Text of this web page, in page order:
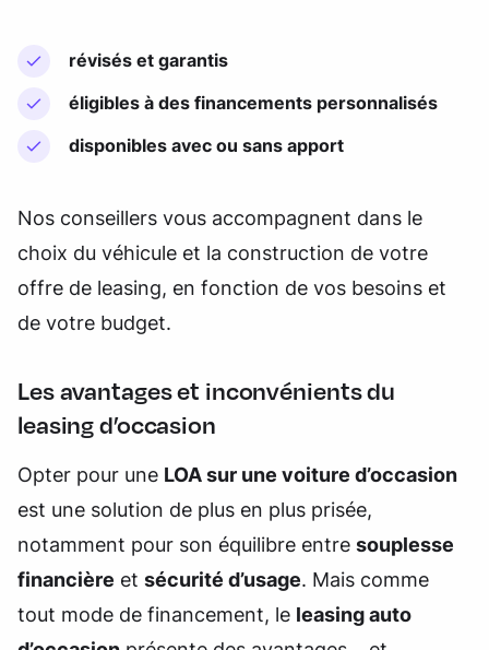
révisés et garantis
éligibles à des financements personnalisés
disponibles avec ou sans apport
Nos conseillers vous accompagnent dans le
choix du véhicule et la construction de votre
offre de leasing, en fonction de vos besoins et
de votre budget.
Les avantages et inconvénients du
leasing d’occasion
Opter pour une LOA sur une voiture d’occasion
est une solution de plus en plus prisée,
notamment pour son équilibre entre souplesse
financière et sécurité d’usage. Mais comme
tout mode de financement, le leasing auto